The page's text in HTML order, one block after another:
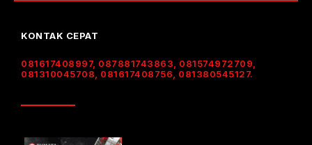
KONTAK CEPAT
081617408997, 087881743863, 081574972709,
081310045708, 081617408756, 081380545127.